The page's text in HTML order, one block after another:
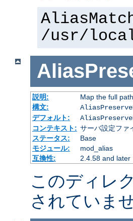
/usr/
説明:
Map the full
構文:
デフォルト:
コンテキスト: サーバ設定ファ
ステータス:
Base
モジュール:
mod_alias
互換性:
2.4.58 and later
このディレ
されていま